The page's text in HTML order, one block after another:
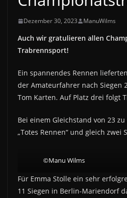
Dezember 30, 2023 ManuWilms
Auch wir gratulieren allen
Trabrennsport!
Ein spannendes Rennen
der Amateurfahrer nach Siegen
Tom Karten. Auf Platz drei folgt
Bei einem Gleichstand von 23
„Totes Rennen“ und gleich zwei
©Manu Wilms
Für Emma Stolle ein sehr
11 Siegen in Berlin-Mariendorf